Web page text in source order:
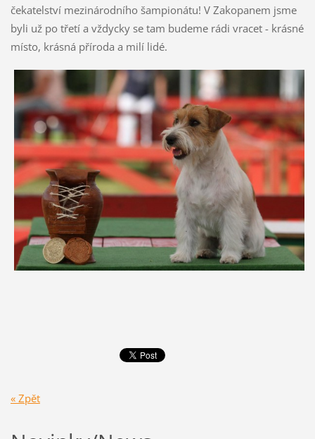
čekatelství mezinárodního šampionátu! V Zakopanem jsme
byli už po třetí a vždycky se tam budeme rádi vracet - krásné
místo, krásná příroda a milí lidé.
« Zpět